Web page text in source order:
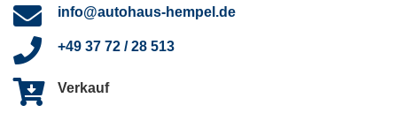
info@autohaus-hempel.de
+49 37 72 / 28 513
Verkauf